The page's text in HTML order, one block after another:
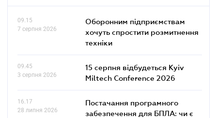
09.15
7 серпня 2026
Оборонним підприємствам
хочуть спростити розмитнення
техніки
09.45
3 серпня 2026
15 серпня відбудеться Kyiv
Miltech Conference 2026
16.17
28 липня 2026
Постачання програмного
забезпечення для БПЛА: чи є